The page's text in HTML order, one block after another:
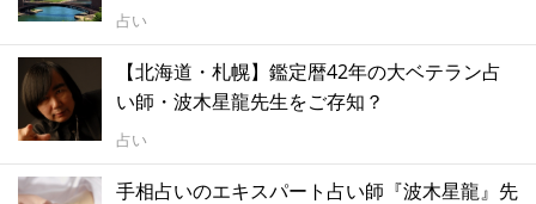
占い
【北海道・札幌】鑑定暦42年の大ベテラン占
い師・波木星龍先生をご存知？
占い
手相占いのエキスパート占い師『波木星龍』先